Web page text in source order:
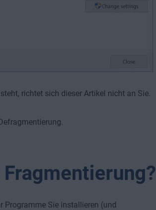
steht, richtet sich dieser Artikel nicht an Sie.
Programme Sie installieren (und